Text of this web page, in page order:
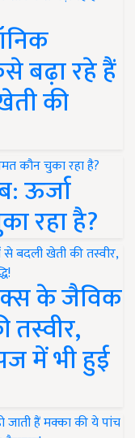
बढ़ा रहे हैं
की
ऊर्जा
रहा है?
के जैविक
तस्वीर,
में भी हुई